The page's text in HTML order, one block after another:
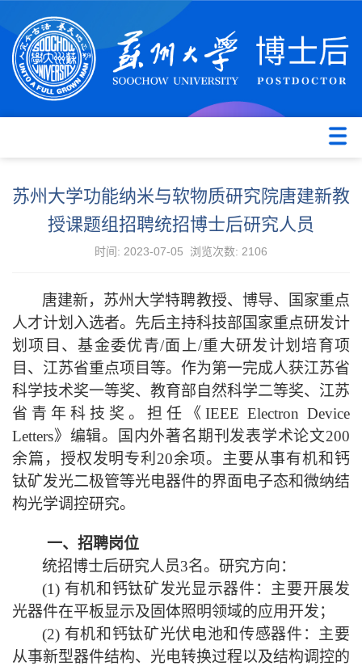
苏州大学功能纳米与软物质研究院唐建新教
授课题组招聘统招博士后研究人员
时间: 2023-07-05 浏览次数: 2106
唐建新，苏州大学特聘教授、博导、国家重点
人才计划入选者。先后主持科技部国家重点研发计
划项目、基金委优青/面上/重大研发计划培育项
目、江苏省重点项目等。作为第一完成人获江苏省
科学技术奖一等奖、教育部自然科学二等奖、江苏
省青年科技奖。担任《IEEE Electron Device
Letters》编辑。国内外著名期刊发表学术论文200
余篇，授权发明专利 20余项。主要从事有机和钙
钛矿发光二极管等光电器件的界面电子态和微纳结
构光学调控研究。
一、 招聘岗位
统招博士后研究人员3名。研究方向：
(1) 有机和钙钛矿发光显示器件：主要开展发
光器件在平板显示及固体照明领域的应用开发；
(2) 有机和钙钛矿光伏电池和传感器件：主要
从事新型器件结构、光电转换过程以及结构调控的